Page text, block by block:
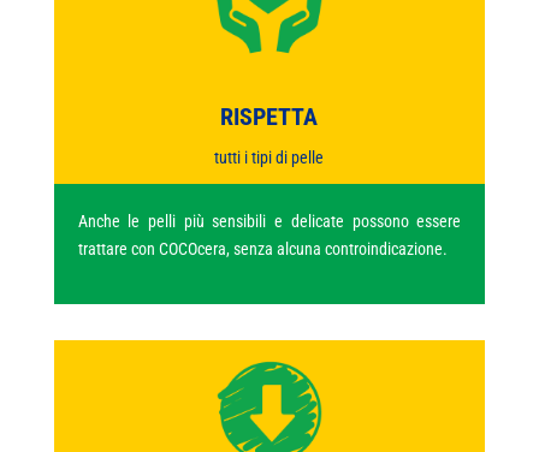
RISPETTA
tutti i tipi di pelle
Anche le pelli più sensibili e delicate possono essere
trattare con COCOcera, senza alcuna controindicazione.